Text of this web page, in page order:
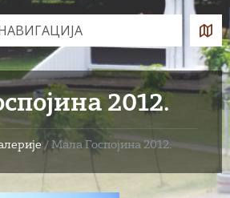
2012.
/ Мала Госпојина 2012.